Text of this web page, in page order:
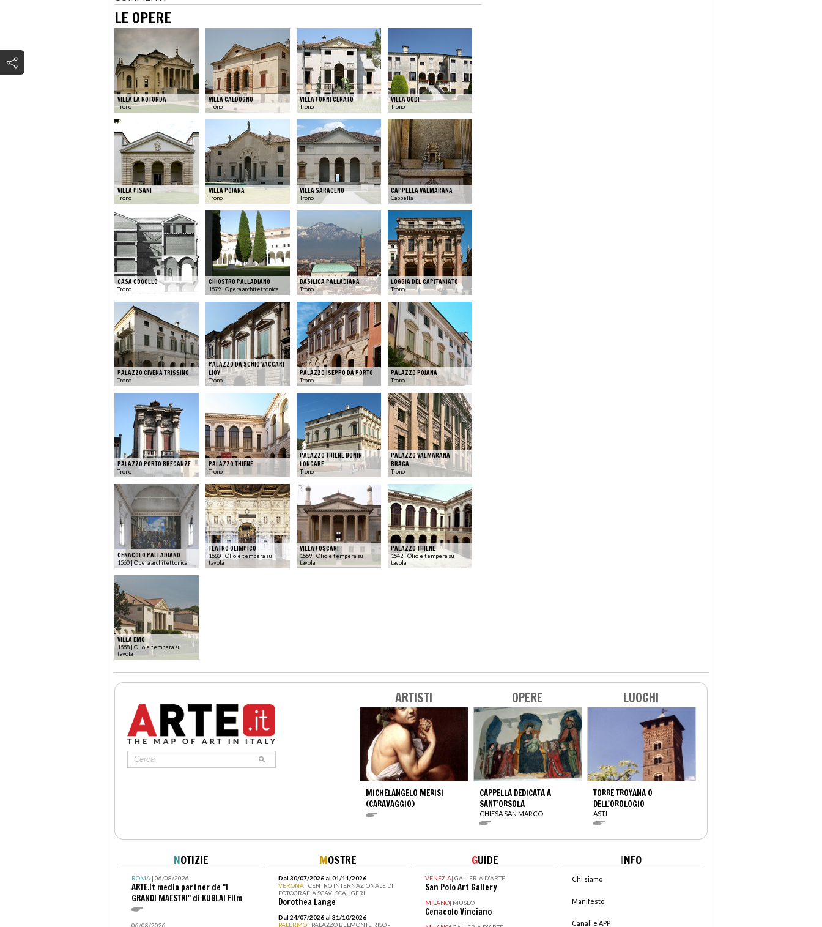
LE OPERE
VILLA LA ROTONDA
Trono
VILLA CALDOGNO
Trono
VILLA FORNI CERATO
Trono
VILLA GODI
Trono
VILLA PISANI
Trono
VILLA POJANA
Trono
VILLA SARACENO
Trono
CAPPELLA VALMARANA
Cappella
CASA COGOLLO
Trono
CHIOSTRO PALLADIANO
1579 | Opera architettonica
BASILICA PALLADIANA
Trono
LOGGIA DEL CAPITANIATO
Trono
PALAZZO CIVENA TRISSINO
Trono
PALAZZO DA SCHIO VACCARI
LIOY
Trono
PALAZZO ISEPPO DA PORTO
Trono
PALAZZO POJANA
Trono
PALAZZO PORTO BREGANZE
Trono
PALAZZO THIENE
Trono
PALAZZO THIENE BONIN
LONGARE
Trono
PALAZZO VALMARANA
BRAGA
Trono
CENACOLO PALLADIANO
1560 | Opera architettonica
TEATRO OLIMPICO
1580 | Olio e tempera su
tavola
VILLA FOSCARI
1559 | Olio e tempera su
tavola
PALAZZO THIENE
1542 | Olio e tempera su
tavola
VILLA EMO
1558 | Olio e tempera su
tavola
ARTISTI
MICHELANGELO MERISI
(CARAVAGGIO)
OPERE
CAPPELLA DEDICATA A
SANT’ORSOLA
CHIESA SAN MARCO
LUOGHI
TORRE TROYANA O
DELL'OROLOGIO
ASTI
NOTIZIE
ROMA| 06/08/2026
ARTE.it media partner de "I
GRANDI MAESTRI" di KUBLAI Film
06/08/2026
MOSTRE
Dal 30/07/2026 al 01/11/2026
VERONA | CENTRO INTERNAZIONALE DI
FOTOGRAFIA SCAVI SCALIGERI
Dorothea Lange
Dal 24/07/2026 al 31/10/2026
PALERMO | PALAZZO BELMONTE RISO -
GUIDE
VENEZIA| GALLERIA D'ARTE
San Polo Art Gallery
MILANO| MUSEO
Cenacolo Vinciano
INFO
Chi siamo
Manifesto
Canali e APP